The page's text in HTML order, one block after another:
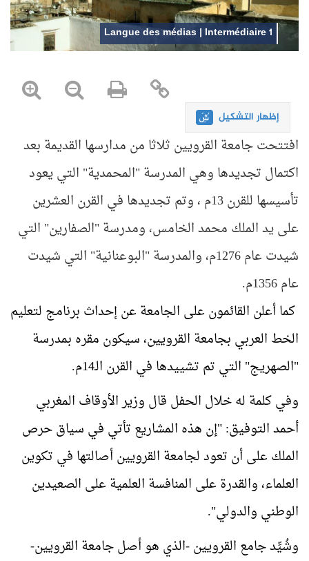
Langue des médias | Intermédiaire 1
إظهار التشكيل
افتتحت جامعة القرويين ثلاثا من مدارسها القديمة بعد
اكتمال تجديدها وهي المدرسة "المحمدية" التي يعود
تأسيسها للقرن 13م ، وتم تجديدها في القرن العشرين
على يد الملك محمد الخامس، ومدرسة "الصفارين" التي
شيدت عام 1276م، والمدرسة "البوعنانية" التي شيدت
عام 1356م.
كما أعلن القائمون على الجامعة عن إحداث برنامج لتعليم
الخط العربي بجامعة القرويين، سيكون مقره بمدرسة
"الصهريج" التي تم تشييدها في القرن الـ14م.
وفي كلمة له خلال الحفل قال وزير الأوقاف المغربي
أحمد التوفيق: "إن هذه المشاريع تأتي في سياق حرص
الملك على أن تعود لجامعة القرويين أصالتها في تكوين
العلماء، والقدرة على المنافسة العلمية على الصعيدين
الوطني والدولي".
وشُيِّد جامع القرويين -الذي هو أصل جامعة القرويين-